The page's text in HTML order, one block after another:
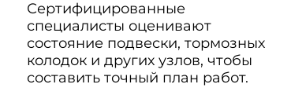
Сертифицированные
специалисты оценивают
состояние подвески, тормозных
колодок и других узлов, чтобы
составить точный план работ.